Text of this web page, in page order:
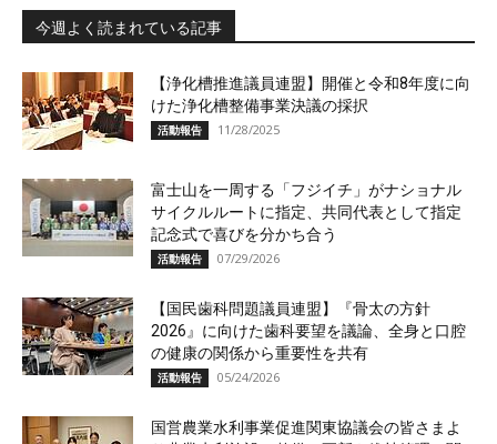
今週よく読まれている記事
【浄化槽推進議員連盟】開催と令和8年度に向
けた浄化槽整備事業決議の採択
活動報告 11/28/2025
富士山を一周する「フジイチ」がナショナル
サイクルルートに指定、共同代表として指定
記念式で喜びを分かち合う
活動報告 07/29/2026
【国民歯科問題議員連盟】『骨太の方針
2026』に向けた歯科要望を議論、全身と口腔
の健康の関係から重要性を共有
活動報告 05/24/2026
国営農業水利事業促進関東協議会の皆さまよ